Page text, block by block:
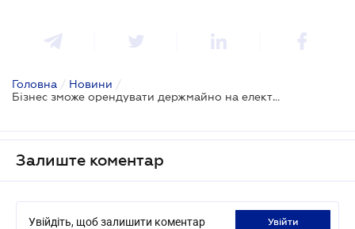
Головна / Новини /
Бізнес зможе орендувати держмайно на електронному аукціоні: Президент підписав Закон
Залиште коментар
Увійдіть, щоб залишити коментар увійти